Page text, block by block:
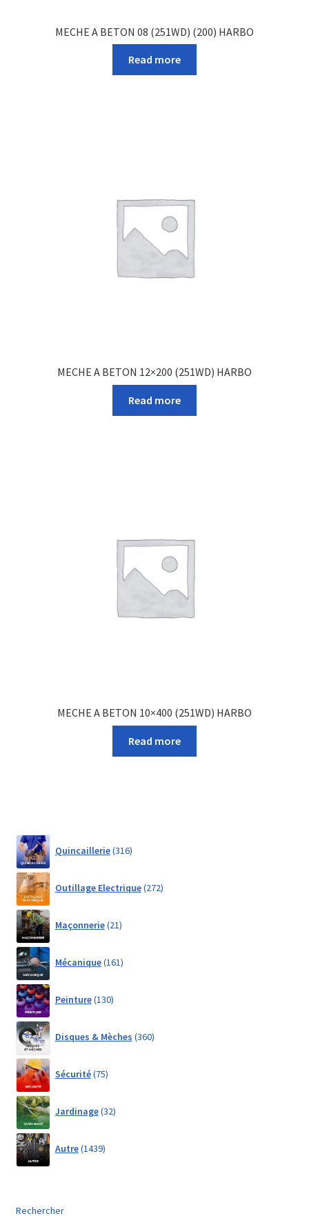
MECHE A BETON 08 (251WD) (200) HARBO
Read more
MECHE A BETON 12×200 (251WD) HARBO
Read more
MECHE A BETON 10×400 (251WD) HARBO
Read more
Quincaillerie 316products
Outillage Electrique 272products
Maçonnerie 21products
Mécanique 161products
Peinture 130products
Disques & Mèches 360products
Sécurité 75products
Jardinage 32products
Autre 1439products
Rechercher